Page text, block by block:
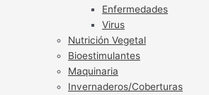
Enfermedades
Virus
Nutrición Vegetal
Bioestimulantes
Maquinaria
Invernaderos/Coberturas